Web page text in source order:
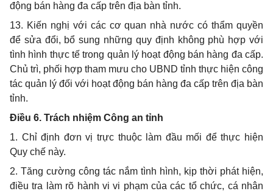
động bán hàng đa cấp trên địa bàn tỉnh.
13. Kiến nghị với các cơ quan nhà nước có thẩm quyền
để sửa đổi, bổ sung những quy định không phù hợp với
tình hình thực tế trong quản lý hoạt động bán hàng đa cấp.
Chủ trì, phối hợp tham mưu cho UBND tỉnh thực hiện công
tác quản lý đối với hoạt động bán hàng đa cấp trên địa bàn
tỉnh.
Điều 6. Trách nhiệm Công an tỉnh
1. Chỉ định đơn vị trực thuộc làm đầu mối để thực hiện
Quy chế này.
2. Tăng cường công tác nắm tình hình, kịp thời phát hiện,
điều tra làm rõ hành vi vi phạm của các tổ chức, cá nhân